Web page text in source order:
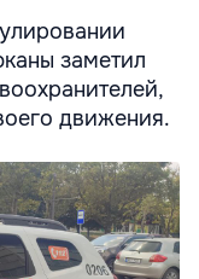
заметил
движения.